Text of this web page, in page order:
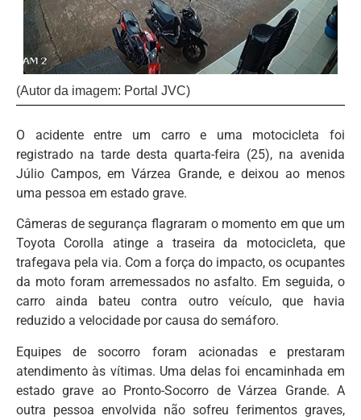
(Autor da imagem: Portal JVC)
O acidente entre um carro e uma motocicleta foi
registrado na tarde desta quarta-feira (25), na avenida
Júlio Campos, em Várzea Grande, e deixou ao menos
uma pessoa em estado grave.
Câmeras de segurança flagraram o momento em que um
Toyota Corolla atinge a traseira da motocicleta, que
trafegava pela via. Com a força do impacto, os ocupantes
da moto foram arremessados no asfalto. Em seguida, o
carro ainda bateu contra outro veículo, que havia
reduzido a velocidade por causa do semáforo.
Equipes de socorro foram acionadas e prestaram
atendimento às vítimas. Uma delas foi encaminhada em
estado grave ao Pronto-Socorro de Várzea Grande. A
outra pessoa envolvida não sofreu ferimentos graves,